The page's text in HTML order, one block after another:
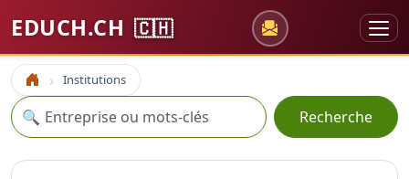
EDUCH.CH 🇨🇭
Accueil Institutions
Recherche
🔍 Recherche